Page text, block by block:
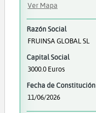
Ver Mapa
Razón Social
FRUINSA GLOBAL SL
Capital Social
3000.0 Euros
Fecha de Constitución
11/06/2026